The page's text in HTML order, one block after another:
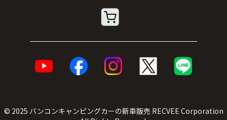
© 2025 バンコンキャンピングカーの新車販売 RECVEE Corporation